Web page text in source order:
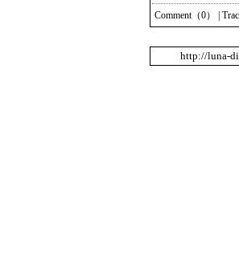
Comment（0）
http://luna-